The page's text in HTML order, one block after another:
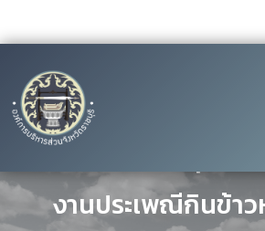
นายก อบจ.ราชบุรี เป็น
งานประเพณีกินข้าว